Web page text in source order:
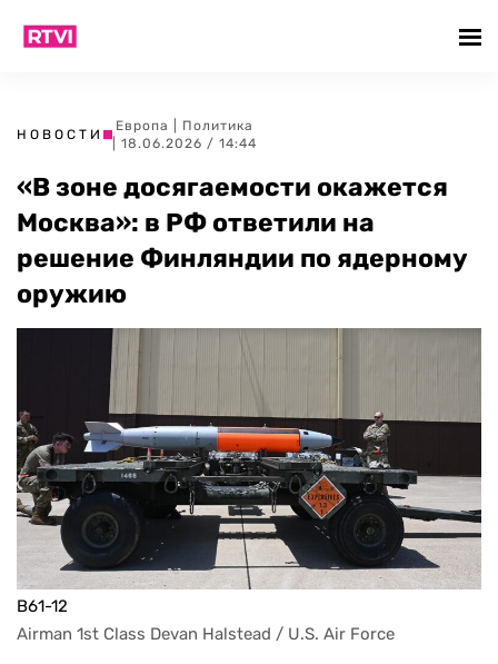
НОВОСТИ
Европа
Политика
| 18.06.2026 / 14:44
«В зоне досягаемости окажется
Москва»: в РФ ответили на
решение Финляндии по ядерному
оружию
B61-12
Airman 1st Class Devan Halstead / U.S. Air Force